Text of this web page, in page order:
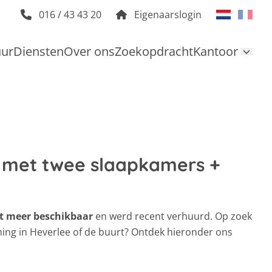
016 / 43 43 20 Eigenaarslogin
DienstenOver onsZoekopdrachtKantoor
twee slaapkamers +
meer beschikbaar en werd recent verhuurd. Op zoek
in Heverlee of de buurt? Ontdek hieronder ons